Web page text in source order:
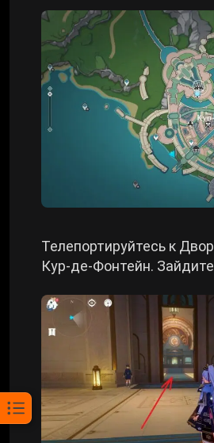
Телепортируйтесь к
Кур-де-Фонтейн.